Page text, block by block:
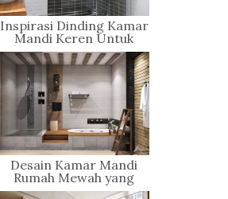
Inspirasi Dinding Kamar
Mandi Keren Untuk
Rumah Minimalis
Desain Kamar Mandi
Rumah Mewah yang
Penuh Gaya